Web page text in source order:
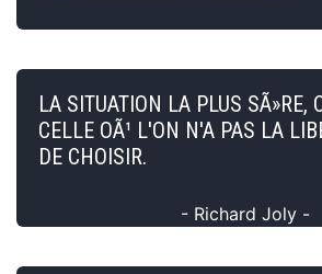
LA SITUATION LA PLUS SÃ»RE,
CELLE OÃ¹ L'ON N'A PAS LA
DE CHOISIR.
- Richard Joly -